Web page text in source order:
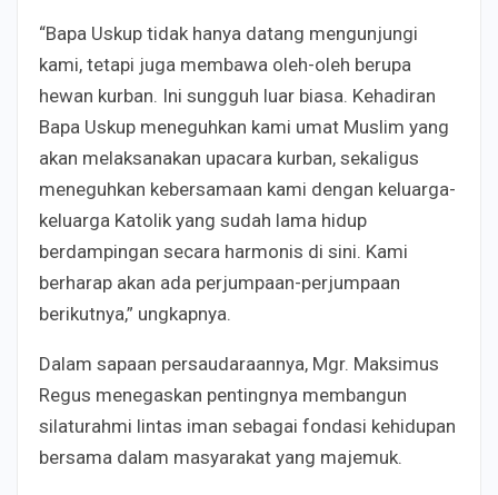
“Bapa Uskup tidak hanya datang mengunjungi
kami, tetapi juga membawa oleh-oleh berupa
hewan kurban. Ini sungguh luar biasa. Kehadiran
Bapa Uskup meneguhkan kami umat Muslim yang
akan melaksanakan upacara kurban, sekaligus
meneguhkan kebersamaan kami dengan keluarga-
keluarga Katolik yang sudah lama hidup
berdampingan secara harmonis di sini. Kami
berharap akan ada perjumpaan-perjumpaan
berikutnya,” ungkapnya.
Dalam sapaan persaudaraannya, Mgr. Maksimus
Regus menegaskan pentingnya membangun
silaturahmi lintas iman sebagai fondasi kehidupan
bersama dalam masyarakat yang majemuk.